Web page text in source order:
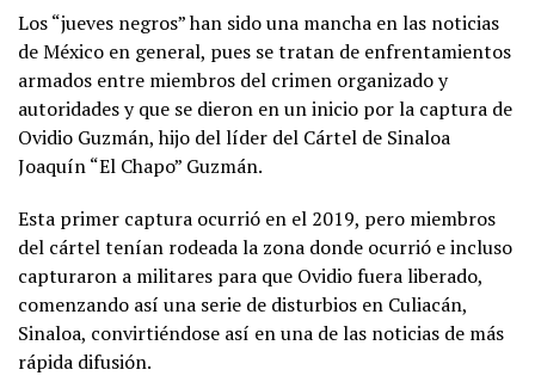
Los “jueves negros” han sido una mancha en las noticias
de México en general, pues se tratan de enfrentamientos
armados entre miembros del crimen organizado y
autoridades y que se dieron en un inicio por la captura de
Ovidio Guzmán, hijo del líder del Cártel de Sinaloa
Joaquín “El Chapo” Guzmán.
Esta primer captura ocurrió en el 2019, pero miembros
del cártel tenían rodeada la zona donde ocurrió e incluso
capturaron a militares para que Ovidio fuera liberado,
comenzando así una serie de disturbios en Culiacán,
Sinaloa, convirtiéndose así en una de las noticias de más
rápida difusión.